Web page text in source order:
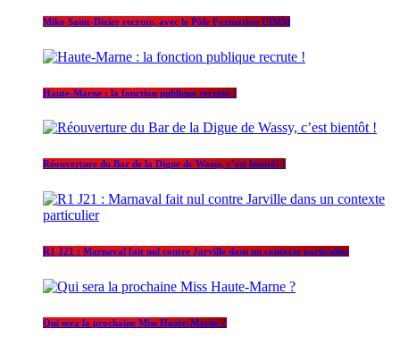
Miko Saint-Dizier recrute, avec le Pôle Formation UIMM
Haute-Marne : la fonction publique recrute !
Réouverture du Bar de la Digue de Wassy, c’est bientôt !
R1 J21 : Marnaval fait nul contre Jarville dans un contexte particulier
Qui sera la prochaine Miss Haute-Marne ?